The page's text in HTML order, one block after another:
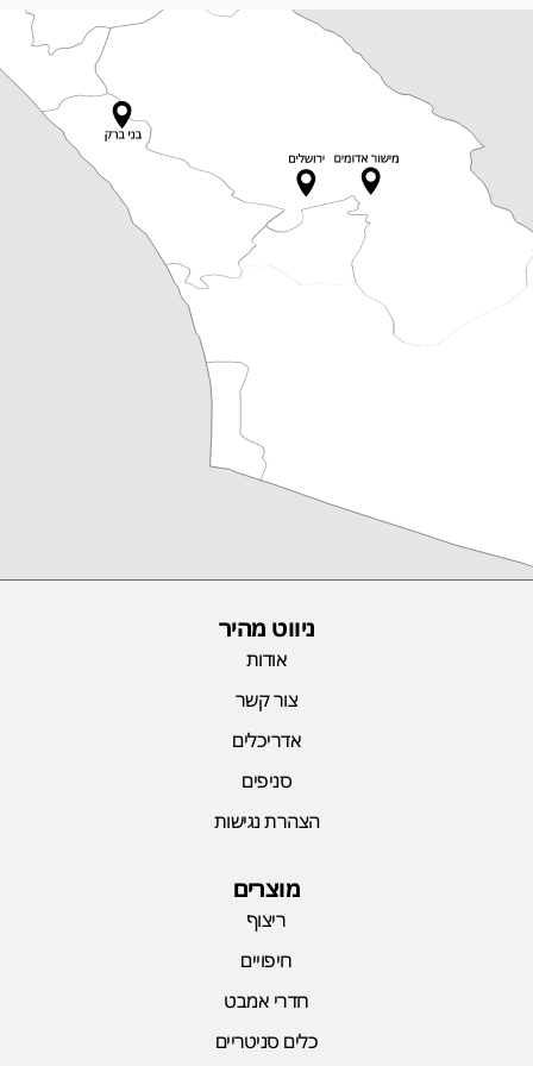
ניווט מהיר
אודות
צור קשר
אדריכלים
סניפים
הצהרת נגישות
מוצרים
ריצוף
חיפויים
חדרי אמבט
כלים סניטריים